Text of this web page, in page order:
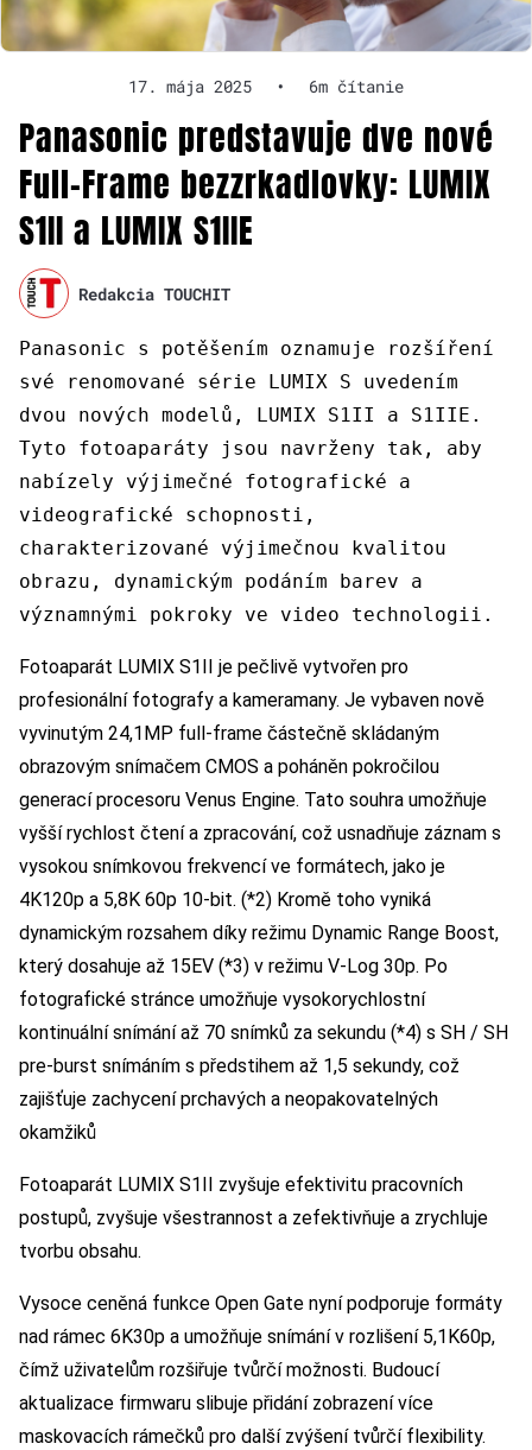
17. mája 2025 • 6m čítanie
Panasonic predstavuje dve nové
Full-Frame bezzrkadlovky: LUMIX
S1II a LUMIX S1IIE
Redakcia TOUCHIT
Panasonic s potěšením oznamuje rozšíření
své renomované série LUMIX S uvedením
dvou nových modelů, LUMIX S1II a S1IIE.
Tyto fotoaparáty jsou navrženy tak, aby
nabízely výjimečné fotografické a
videografické schopnosti,
charakterizované výjimečnou kvalitou
obrazu, dynamickým podáním barev a
významnými pokroky ve video technologii.
Fotoaparát LUMIX S1II je pečlivě vytvořen pro
profesionální fotografy a kameramany. Je vybaven nově
vyvinutým 24,1MP full-frame částečně skládaným
obrazovým snímačem CMOS a poháněn pokročilou
generací procesoru Venus Engine. Tato souhra umožňuje
vyšší rychlost čtení a zpracování, což usnadňuje záznam s
vysokou snímkovou frekvencí ve formátech, jako je
4K120p a 5,8K 60p 10-bit. (*2) Kromě toho vyniká
dynamickým rozsahem díky režimu Dynamic Range Boost,
který dosahuje až 15EV (*3) v režimu V-Log 30p. Po
fotografické stránce umožňuje vysokorychlostní
kontinuální snímání až 70 snímků za sekundu (*4) s SH / SH
pre-burst snímáním s předstihem až 1,5 sekundy, což
zajišťuje zachycení prchavých a neopakovatelných
okamžiků
Fotoaparát LUMIX S1II zvyšuje efektivitu pracovních
postupů, zvyšuje všestrannost a zefektivňuje a zrychluje
tvorbu obsahu.
Vysoce ceněná funkce Open Gate nyní podporuje formáty
nad rámec 6K30p a umožňuje snímání v rozlišení 5,1K60p,
čímž uživatelům rozšiřuje tvůrčí možnosti. Budoucí
aktualizace firmwaru slibuje přidání zobrazení více
maskovacích rámečků pro další zvýšení tvůrčí flexibility.